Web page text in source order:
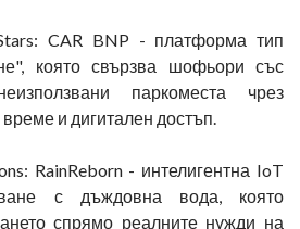
CAR BNP - платформа тип
която свързва шофьори със
паркоместа чрез
и дигитален достъп.
RainReborn - интелигентна IoT
с дъждовна вода, която
спрямо реалните нужди на